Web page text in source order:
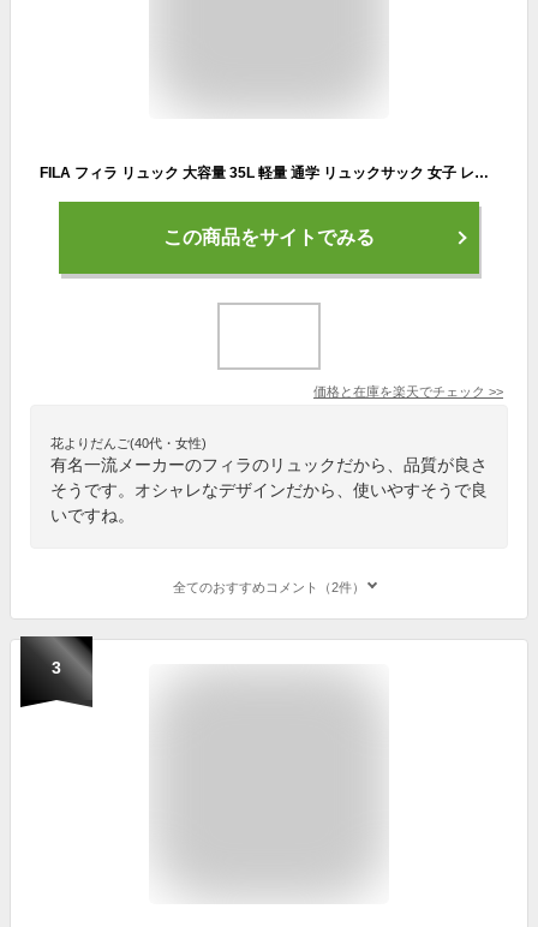
FILA フィラ リュック 大容量 35L 軽量 通学 リュックサック 女子 レディース メンズ 2層式 バックパック a4 b4 対応 多収納 PC収納 修学旅行 部活 中学生 高校生 入学祝い 入学準備 スポーツブランド アウトドア 黒 紺 白 正規品 karlas別注
この商品をサイトでみる
価格と在庫を楽天でチェック >>
花よりだんご(40代・女性)
有名一流メーカーのフィラのリュックだから、品質が良さ
そうです。オシャレなデザインだから、使いやすそうで良
いですね。
全てのおすすめコメント（2件）
3